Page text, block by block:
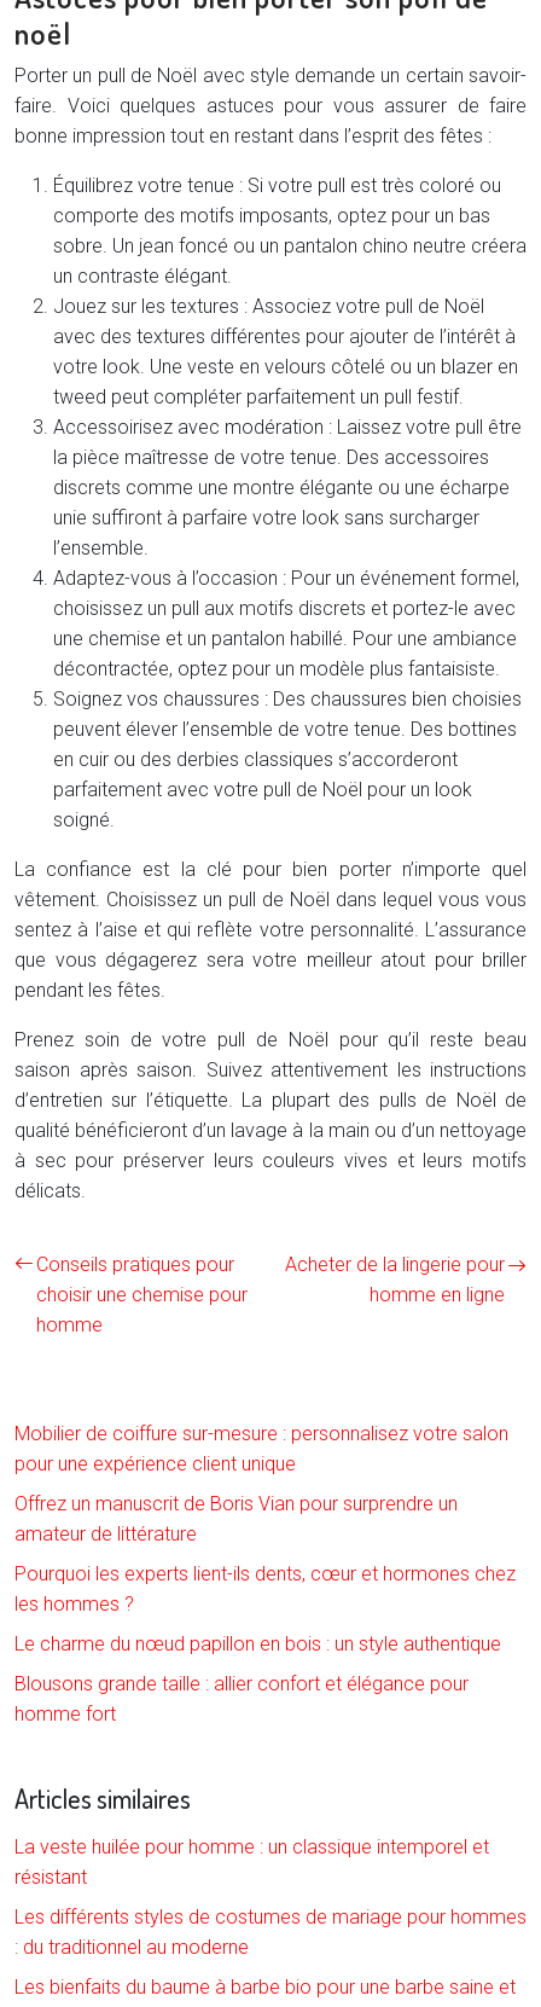
noël
Porter un pull de Noël avec style demande un certain savoir-
faire. Voici quelques astuces pour vous assurer de faire
bonne impression tout en restant dans l’esprit des fêtes :
Équilibrez votre tenue : Si votre pull est très coloré ou
comporte des motifs imposants, optez pour un bas
sobre. Un jean foncé ou un pantalon chino neutre créera
un contraste élégant.
Jouez sur les textures : Associez votre pull de Noël
avec des textures différentes pour ajouter de l’intérêt à
votre look. Une veste en velours côtelé ou un blazer en
tweed peut compléter parfaitement un pull festif.
Accessoirisez avec modération : Laissez votre pull être
la pièce maîtresse de votre tenue. Des accessoires
discrets comme une montre élégante ou une écharpe
unie suffiront à parfaire votre look sans surcharger
l’ensemble.
Adaptez-vous à l’occasion : Pour un événement formel,
choisissez un pull aux motifs discrets et portez-le avec
une chemise et un pantalon habillé. Pour une ambiance
décontractée, optez pour un modèle plus fantaisiste.
Soignez vos chaussures : Des chaussures bien choisies
peuvent élever l’ensemble de votre tenue. Des bottines
en cuir ou des derbies classiques s’accorderont
parfaitement avec votre pull de Noël pour un look
soigné.
La confiance est la clé pour bien porter n’importe quel
vêtement. Choisissez un pull de Noël dans lequel vous vous
sentez à l’aise et qui reflète votre personnalité. L’assurance
que vous dégagerez sera votre meilleur atout pour briller
pendant les fêtes.
Prenez soin de votre pull de Noël pour qu’il reste beau
saison après saison. Suivez attentivement les instructions
d’entretien sur l’étiquette. La plupart des pulls de Noël de
qualité bénéficieront d’un lavage à la main ou d’un nettoyage
à sec pour préserver leurs couleurs vives et leurs motifs
délicats.
Conseils pratiques pour
choisir une chemise pour
homme
Acheter de la lingerie pour
homme en ligne
Mobilier de coiffure sur-mesure : personnalisez votre salon
pour une expérience client unique
Offrez un manuscrit de Boris Vian pour surprendre un
amateur de littérature
Pourquoi les experts lient-ils dents, cœur et hormones chez
les hommes ?
Le charme du nœud papillon en bois : un style authentique
Blousons grande taille : allier confort et élégance pour
homme fort
Articles similaires
La veste huilée pour homme : un classique intemporel et
résistant
Les différents styles de costumes de mariage pour hommes
: du traditionnel au moderne
Les bienfaits du baume à barbe bio pour une barbe saine et